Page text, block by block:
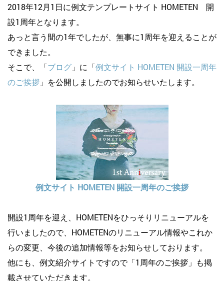
2018年12月1日に例文テンプレートサイト HOMETEN 開
設1周年となります。
あっと言う間の1年でしたが、無事に1周年を迎えることが
できました。
そこで、「ブログ 」に「例文サイト HOMETEN 開設一周年
のご挨拶 」を公開しましたのでお知らせいたします。
例文サイト HOMETEN 開設一周年のご挨拶
開設1周年を迎え、HOMETENをひっそりリニューアルを
行いましたので、HOMETENのリニューアル情報やこれか
らの変更、今後の追加情報等をお知らせしております。
他にも、例文紹介サイトですので「1周年のご挨拶」も掲
載させていただきます。